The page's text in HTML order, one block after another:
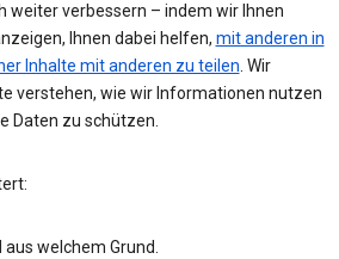
weiter verbessern – indem wir Ihnen
Ihnen dabei helfen, mit anderen in
Inhalte mit anderen zu teilen. Wir
verstehen, wie wir Informationen nutzen
Daten zu schützen.
welchem Grund.